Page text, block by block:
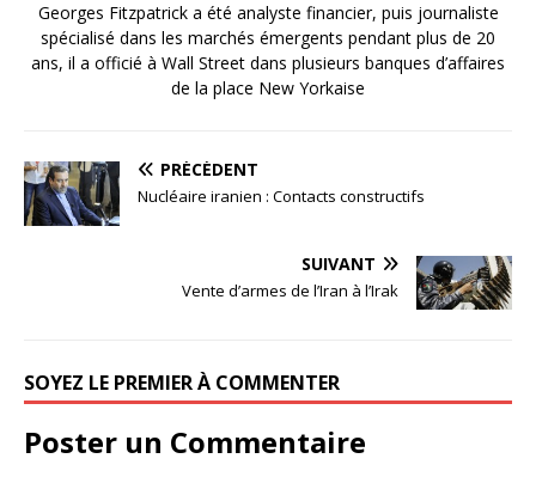
Georges Fitzpatrick a été analyste financier, puis journaliste
spécialisé dans les marchés émergents pendant plus de 20
ans, il a officié à Wall Street dans plusieurs banques d’affaires
de la place New Yorkaise
PRÉCÉDENT
Nucléaire iranien : Contacts constructifs
SUIVANT
Vente d’armes de l’Iran à l’Irak
SOYEZ LE PREMIER À COMMENTER
Poster un Commentaire